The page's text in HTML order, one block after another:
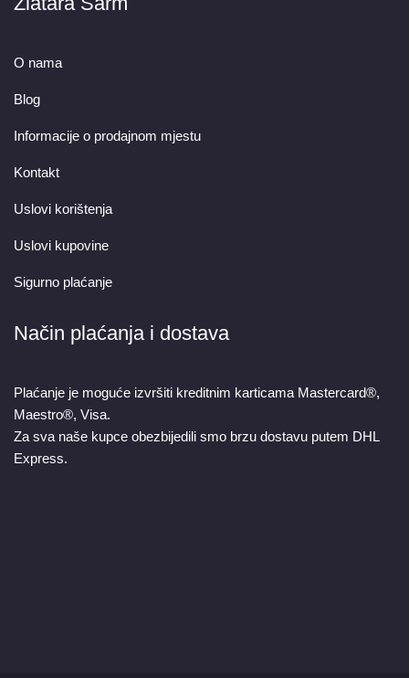
O nama
Blog
Informacije o prodajnom mjestu
Kontakt
Uslovi korištenja
Uslovi kupovine
Sigurno plaćanje
Način plaćanja i dostava
Plaćanje je moguće izvršiti kreditnim karticama Mastercard®,
Maestro®, Visa.
Za sva naše kupce obezbijedili smo brzu dostavu putem DHL
Express.